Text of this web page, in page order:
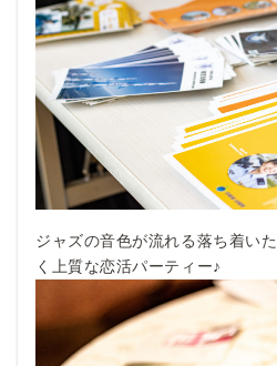
ジャズの音色が流れる落ち着い
く上質な恋活パーティー♪